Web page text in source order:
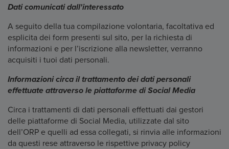
Dati comunicati dall'interessato
A seguito della tua compilazione volontaria, facoltativa ed
esplicita dei form presenti sul sito, per la richiesta di
informazioni e per l’iscrizione alla newsletter, verranno
acquisiti i tuoi dati personali.
Informazioni circa il trattamento dei dati personali
effettuate attraverso le piattaforme di Social Media
Circa i trattamenti di dati personali effettuati dai gestori
delle piattaforme di Social Media, utilizzate dal sito
dell’ORP e quelli ad essa collegati, si rinvia alle informazioni
da questi rese attraverso le rispettive privacy policy